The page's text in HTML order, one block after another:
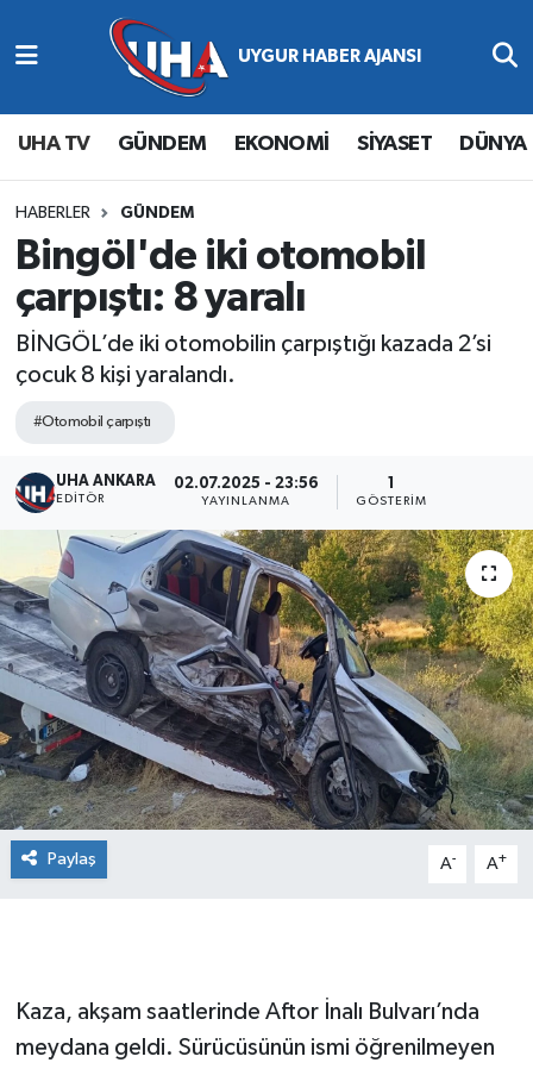
UHA TV GÜNDEM EKONOMİ SİYASET DÜNYA
HABERLER GÜNDEM
Bingöl'de iki otomobil
çarpıştı: 8 yaralı
BİNGÖL’de iki otomobilin çarpıştığı kazada 2’si
çocuk 8 kişi yaralandı.
#Otomobil çarpıştı
UHA ANKARA
EDITÖR
02.07.2025 - 23:56
YAYINLANMA GÖSTERIM
Paylaş A- A+
Kaza, akşam saatlerinde Aftor İnalı Bulvarı’nda
meydana geldi. Sürücüsünün ismi öğrenilmeyen
Abone Ol
Gündem
Ekonomi
Magazin
Siyaset
Nöbetçi Eczaneler
Hava Durumu
Namaz Vakitleri
Trafik Durumu
Süper Lig Puan Durumu ve Fikstür
Tüm Manşetler